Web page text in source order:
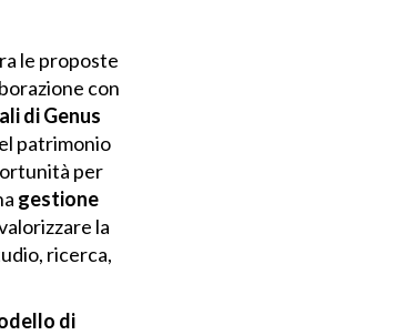
le proposte
con
di Genus
patrimonio
per
gestione
la
ricerca,
di